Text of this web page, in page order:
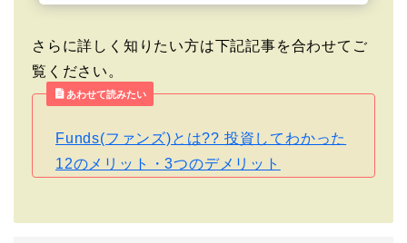
さらに詳しく知りたい方は下記記事を合わせてご
覧ください。
あわせて読みたい
Funds(ファンズ)とは?? 投資してわかった
12のメリット・3つのデメリット